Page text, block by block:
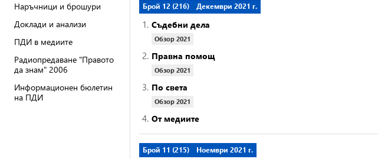
Наръчници и брошури
Доклади и анализи
ПДИ в медиите
Радиопредаване "Правото
да знам" 2006
Информационен бюлетин
на ПДИ
Брой 12 (216) Декември 2021 г.
1. Съдебни дела
Обзор 2021
2. Правна помощ
Обзор 2021
3. По света
Обзор 2021
4. От медиите
Брой 11 (215) Ноември 2021 г.